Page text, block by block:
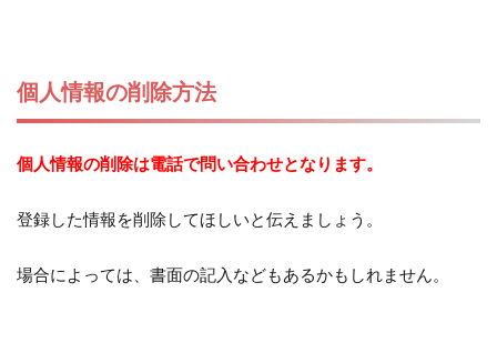
個人情報の削除方法
個人情報の削除は電話で問い合わせとなります。
登録した情報を削除してほしいと伝えましょう。
場合によっては、書面の記入などもあるかもしれません。